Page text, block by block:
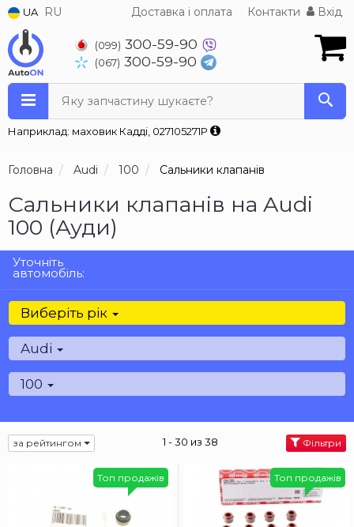
UA RU Доставка і оплата Контакти Вхід
(099) 300-59-90
(067) 300-59-90
Яку запчастину шукаєте?
Наприклад: маховик Кадді, 027105271P
Головна Audi 100 Сальники клапанів
Сальники клапанів на Audi
100 (Ауди)
Уточніть
автомобіль:
Виберіть рік
Audi
100
за рейтингом 1 - 30 из 38 Фільтри
Топ продажів Топ продажів